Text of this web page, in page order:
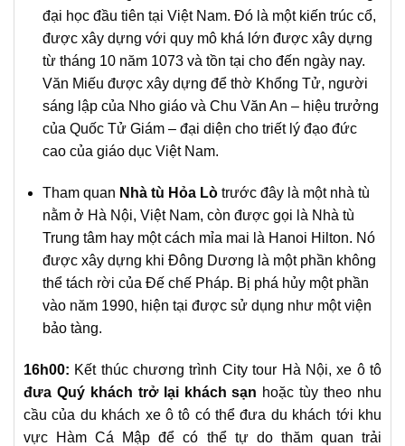
đại học đầu tiên tại Việt Nam. Đó là một kiến trúc cổ,
được xây dựng với quy mô khá lớn được xây dựng
từ tháng 10 năm 1073 và tồn tại cho đến ngày nay.
Văn Miếu được xây dựng để thờ Khổng Tử, người
sáng lập của Nho giáo và Chu Văn An – hiệu trưởng
của Quốc Tử Giám – đại diện cho triết lý đạo đức
cao của giáo dục Việt Nam.
Tham quan Nhà tù Hỏa Lòtrước đây là một nhà tù
nằm ở Hà Nội, Việt Nam, còn được gọi là Nhà tù
Trung tâm hay một cách mỉa mai là Hanoi Hilton. Nó
được xây dựng khi Đông Dương là một phần không
thể tách rời của Đế chế Pháp. Bị phá hủy một phần
vào năm 1990, hiện tại được sử dụng như một viện
bảo tàng.
16h00: Kết thúc chương trình City tour Hà Nội, xe ô tô
đưa Quý khách trở lại khách sạn hoặc tùy theo nhu
cầu của du khách xe ô tô có thể đưa du khách tới khu
vực Hàm Cá Mập để có thể tự do thăm quan trải